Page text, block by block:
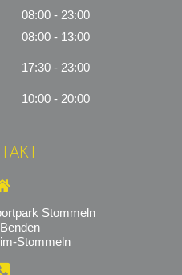
08:00 - 23:00
08:00 - 13:00
17:30 - 23:00
10:00 - 20:00
Stommeln
Stommeln